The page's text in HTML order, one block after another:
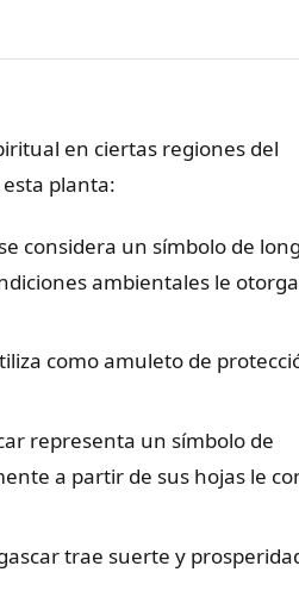
en ciertas regiones del
planta:
considera un símbolo de
ambientales le
como amuleto de
representa un símbolo de
a partir de sus hojas le
trae suerte y